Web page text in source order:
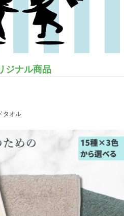
ジナル商品
タオル